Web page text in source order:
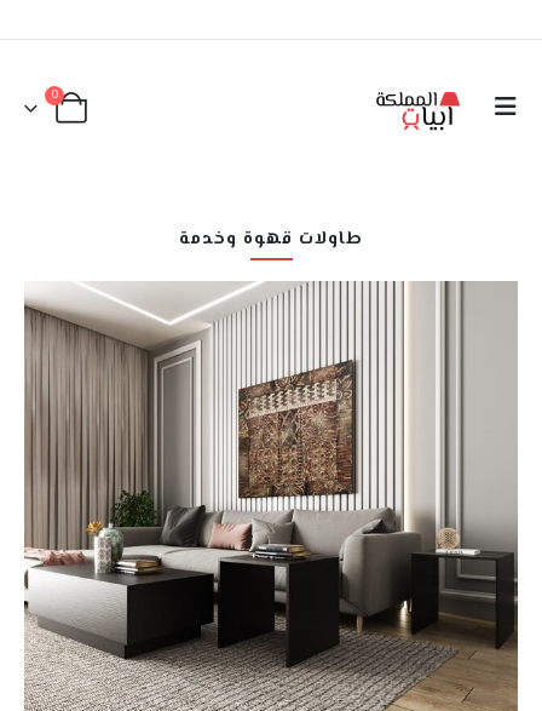
0
طاولات قهوة وخدمة